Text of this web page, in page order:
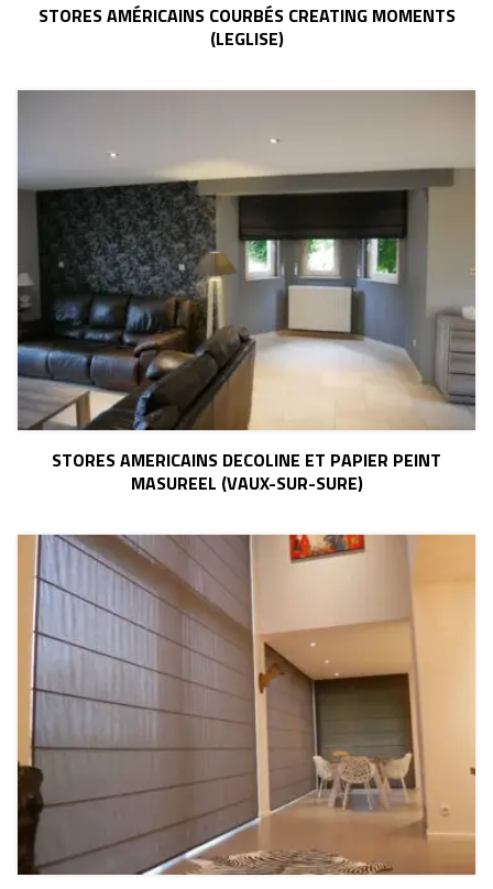
STORES AMÉRICAINS COURBÉS CREATING MOMENTS
(LEGLISE)
STORES AMERICAINS DECOLINE ET PAPIER PEINT
MASUREEL (VAUX-SUR-SURE)